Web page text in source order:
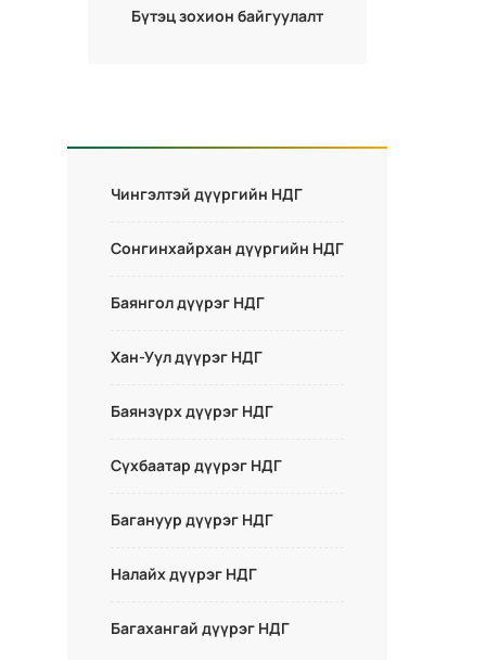
Бүтэц зохион байгуулалт
Чингэлтэй дүүргийн НДГ
Сонгинхайрхан дүүргийн НДГ
Баянгол дүүрэг НДГ
Хан-Уул дүүрэг НДГ
Баянзүрх дүүрэг НДГ
Сүхбаатар дүүрэг НДГ
Багануур дүүрэг НДГ
Налайх дүүрэг НДГ
Багахангай дүүрэг НДГ